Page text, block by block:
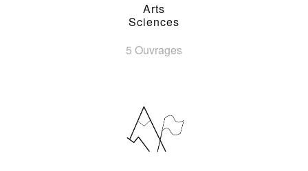
Arts
Sciences
5 Ouvrages